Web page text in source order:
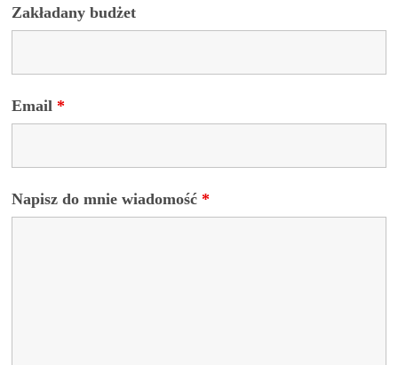
Zakładany budżet
Email *
Napisz do mnie wiadomość *